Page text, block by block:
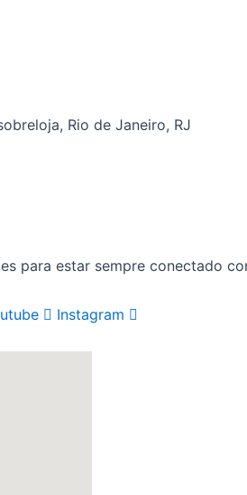
Rio de Janeiro, RJ
para estar sempre conectado
Instagram